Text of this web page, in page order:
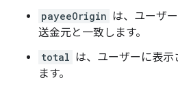
payeeOrigin は、ユーザ
送金元と一致します。
total は、ユーザーに表
ます。